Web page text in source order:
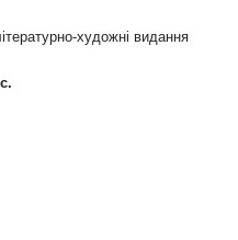
художні видання